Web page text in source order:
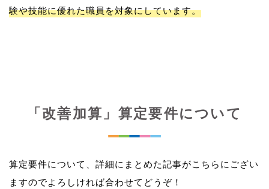
験や技能に優れた職員を対象にしています。
「改善加算」算定要件について
算定要件について、詳細にまとめた記事がこちらにござい
ますのでよろしければ合わせてどうぞ！